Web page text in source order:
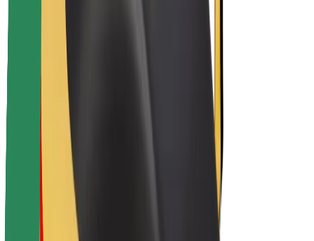
Futárok
Futár kereset
Bolt Food kereskedők
Flották
Franchise-ok
A Bolt-ról
Karrier
A Boltról
Fenntarthatóság a Boltnál
Project Zero